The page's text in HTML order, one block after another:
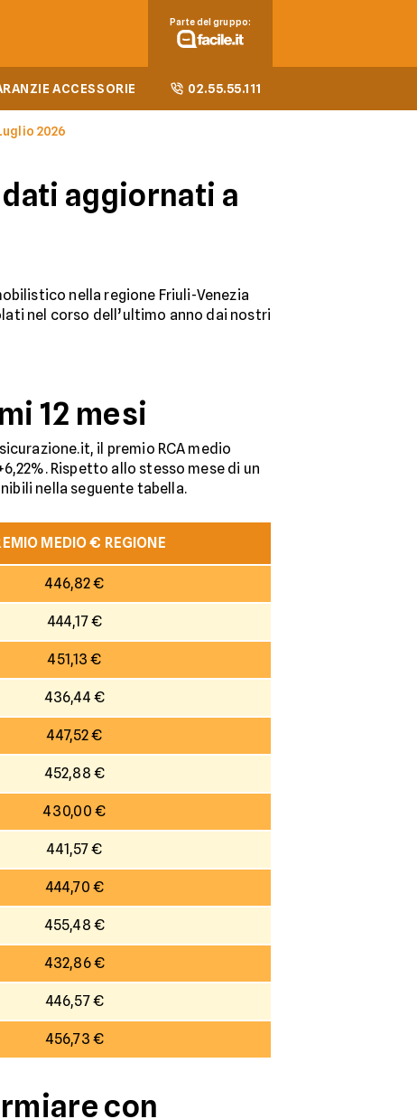
ACCESSORIE 02.55.55.111
Parte del gruppo:
2026
aggiornati a
nella regione Friuli-Venezia
nel corso dell’ultimo anno dai nostri
12 mesi
il premio RCA medio
Rispetto allo stesso mese di un
nella seguente tabella.
MEDIO € REGIONE
446,82 €
444,17 €
451,13 €
436,44 €
447,52 €
452,88 €
430,00 €
441,57 €
444,70 €
455,48 €
432,86 €
446,57 €
456,73 €
con